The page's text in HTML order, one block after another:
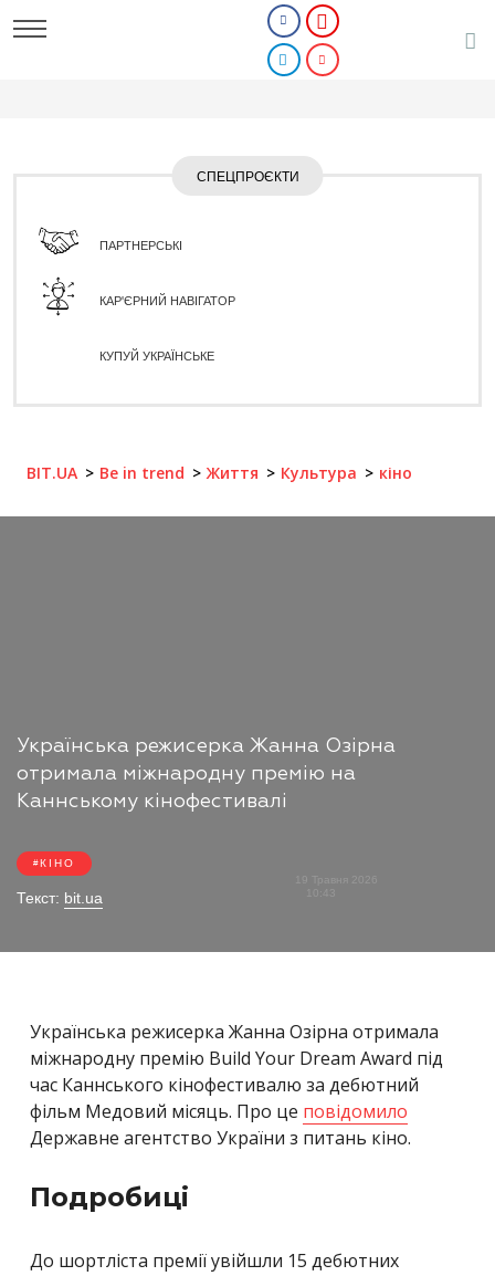
СПЕЦПРОЄКТИ
ПАРТНЕРСЬКІ
КАР'ЄРНИЙ НАВІГАТОР
КУПУЙ УКРАЇНСЬКЕ
BIT.UA Be in trend Життя Культура кіно
Українська режисерка Жанна Озірна
отримала міжнародну премію на
Каннському кінофестивалі
КІНО
Текст: bit.ua
19 Травня 2026
Українська режисерка Жанна Озірна отримала
міжнародну премію Build Your Dream Award під
час Каннського кінофестивалю за дебютний
фільм Медовий місяць. Про це повідомило
Державне агентство України з питань кіно.
Подробиці
До шортліста премії увійшли 15 дебютних